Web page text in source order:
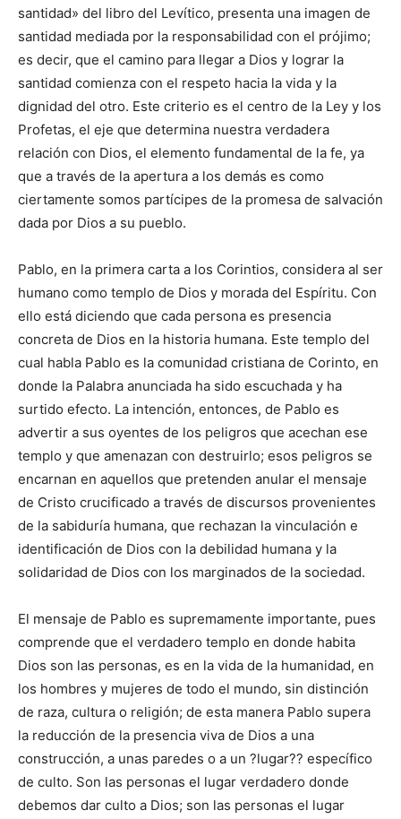
santidad» del libro del Levítico, presenta una imagen de
santidad mediada por la responsabilidad con el prójimo;
es decir, que el camino para llegar a Dios y lograr la
santidad comienza con el respeto hacia la vida y la
dignidad del otro. Este criterio es el centro de la Ley y los
Profetas, el eje que determina nuestra verdadera
relación con Dios, el elemento fundamental de la fe, ya
que a través de la apertura a los demás es como
ciertamente somos partícipes de la promesa de salvación
dada por Dios a su pueblo.
Pablo, en la primera carta a los Corintios, considera al ser
humano como templo de Dios y morada del Espíritu. Con
ello está diciendo que cada persona es presencia
concreta de Dios en la historia humana. Este templo del
cual habla Pablo es la comunidad cristiana de Corinto, en
donde la Palabra anunciada ha sido escuchada y ha
surtido efecto. La intención, entonces, de Pablo es
advertir a sus oyentes de los peligros que acechan ese
templo y que amenazan con destruirlo; esos peligros se
encarnan en aquellos que pretenden anular el mensaje
de Cristo crucificado a través de discursos provenientes
de la sabiduría humana, que rechazan la vinculación e
identificación de Dios con la debilidad humana y la
solidaridad de Dios con los marginados de la sociedad.
El mensaje de Pablo es supremamente importante, pues
comprende que el verdadero templo en donde habita
Dios son las personas, es en la vida de la humanidad, en
los hombres y mujeres de todo el mundo, sin distinción
de raza, cultura o religión; de esta manera Pablo supera
la reducción de la presencia viva de Dios a una
construcción, a unas paredes o a un ?lugar?? específico
de culto. Son las personas el lugar verdadero donde
debemos dar culto a Dios; son las personas el lugar